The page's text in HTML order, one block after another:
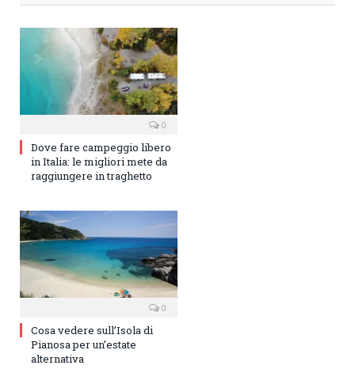
0
Dove fare campeggio libero
in Italia: le migliori mete da
raggiungere in traghetto
0
Cosa vedere sull’Isola di
Pianosa per un’estate
alternativa